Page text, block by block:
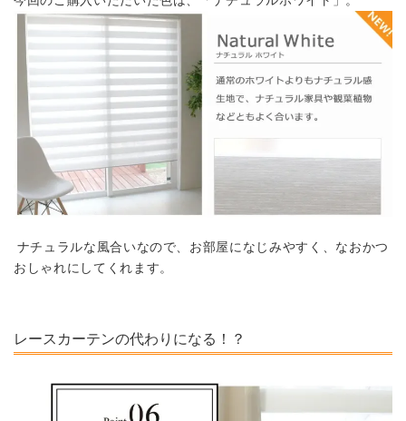
ナチュラルな風合いなので、お部屋になじみやすく、なおかつ
おしゃれにしてくれます。
レースカーテンの代わりになる！？